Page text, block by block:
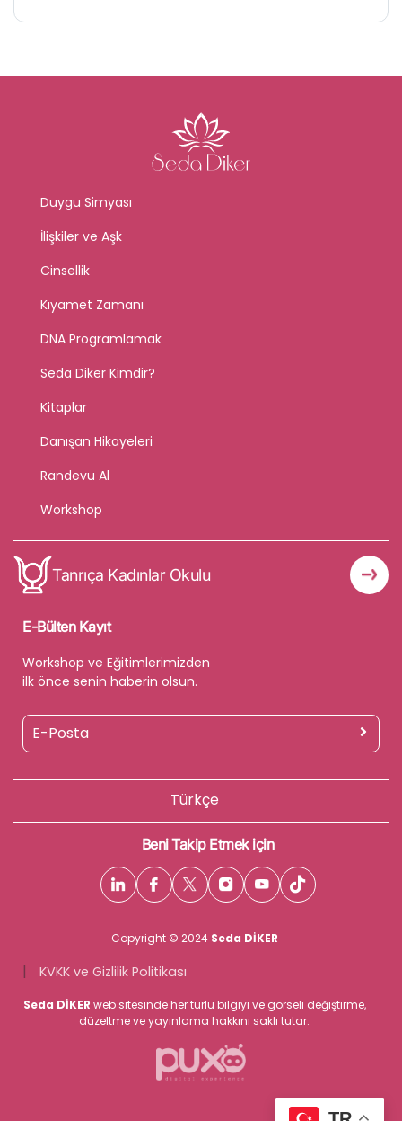
Duygu Simyası
İlişkiler ve Aşk
Cinsellik
Kıyamet Zamanı
DNA Programlamak
Seda Diker Kimdir?
Kitaplar
Danışan Hikayeleri
Randevu Al
Workshop
Tanrıça Kadınlar Okulu
E-Bülten Kayıt
Workshop ve Eğitimlerimizden
ilk önce senin haberin olsun.
Türkçe
Beni Takip Etmek için
Copyright © 2024 Seda DİKER
| KVKK ve Gizlilik Politikası
Seda DİKER web sitesinde her türlü bilgiyi ve görseli değiştirme,
düzeltme ve yayınlama hakkını saklı tutar.